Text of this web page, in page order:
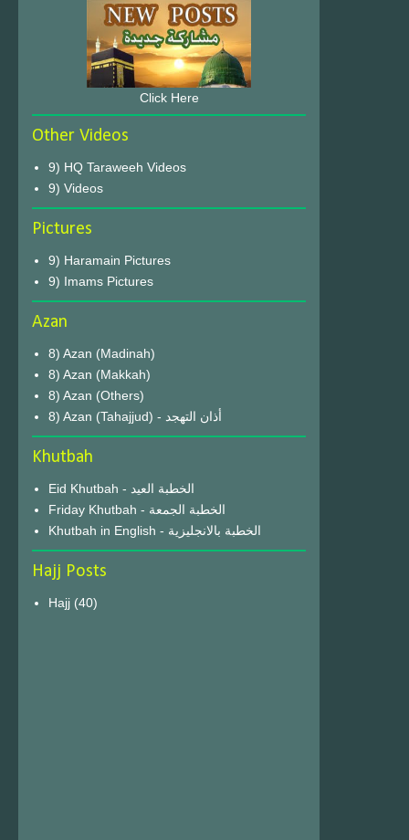
Click Here
Other Videos
9) HQ Taraweeh Videos
9) Videos
Pictures
9) Haramain Pictures
9) Imams Pictures
Azan
8) Azan (Madinah)
8) Azan (Makkah)
8) Azan (Others)
8) Azan (Tahajjud) - أذان التهجد
Khutbah
Eid Khutbah - الخطبة العيد
Friday Khutbah - الخطبة الجمعة
Khutbah in English - الخطبة بالانجليزية
Hajj Posts
Hajj (40)